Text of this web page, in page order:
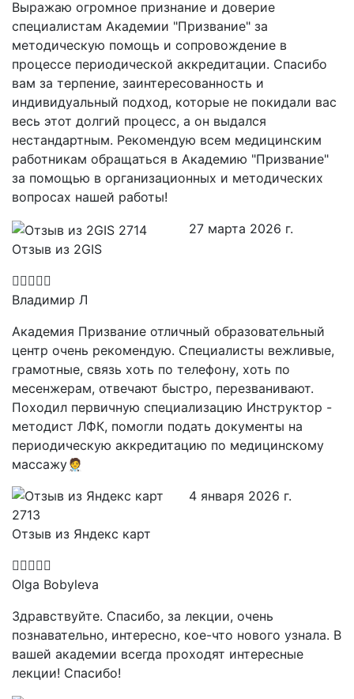
Выражаю огромное признание и доверие
специалистам Академии "Призвание" за
методическую помощь и сопровождение в
процессе периодической аккредитации. Спасибо
вам за терпение, заинтересованность и
индивидуальный подход, которые не покидали вас
весь этот долгий процесс, а он выдался
нестандартным. Рекомендую всем медицинским
работникам обращаться в Академию "Призвание"
за помощью в организационных и методических
вопросах нашей работы!
Отзыв из 2GIS
27 марта 2026 г.
Владимир Л
Академия Призвание отличный образовательный
центр очень рекомендую. Специалисты вежливые,
грамотные, связь хоть по телефону, хоть по
месенжерам, отвечают быстро, перезванивают.
Походил первичную специализацию Инструктор -
методист ЛФК, помогли подать документы на
периодическую аккредитацию по медицинскому
массажу🧑‍⚕️
Отзыв из Яндекс карт
4 января 2026 г.
Olga Bobyleva
Здравствуйте. Спасибо, за лекции, очень
познавательно, интересно, кое-что нового узнала. В
вашей академии всегда проходят интересные
лекции! Спасибо!